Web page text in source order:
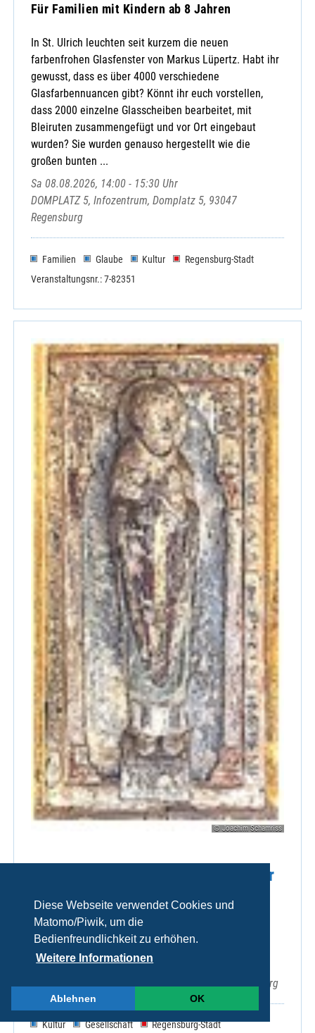
Diese Webseite verwendet Cookies und
Matomo/Piwik, um die
Bedienfreundlichkeit zu erhöhen.
Weitere Informationen
Ablehnen OK
Für Familien mit Kindern ab 8 Jahren
In St. Ulrich leuchten seit kurzem die neuen
farbenfrohen Glasfenster von Markus Lüpertz. Habt ihr
gewusst, dass es über 4000 verschiedene
Glasfarbennuancen gibt? Könnt ihr euch vorstellen,
dass 2000 einzelne Glasscheiben bearbeitet, mit
Bleiruten zusammengefügt und vor Ort eingebaut
wurden? Sie wurden genauso hergestellt wie die
großen bunten ...
Sa 08.08.2026, 14:00 - 15:30 Uhr
DOMPLATZ 5, Infozentrum, Domplatz 5, 93047
Regensburg
Familien Glaube Kultur
Regensburg-Stadt
Veranstaltungsnr.: 7-82351
© Joachim Schamriss
Führungen durch die Schatzkammer
und die östlichen Krypten
(Emmerams-(Ring-)) und
Ramwoldkrypta.
Sa 08.08.2026, 15:00 Uhr
EmmeramForum, Emmeramsplatz 3, 93047 Regensburg
Kultur Gesellschaft Regensburg-Stadt